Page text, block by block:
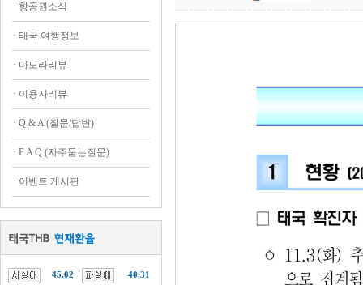
· 항공권소식
· 태국 여행정보
· 다도라리뷰
· 이용자리뷰
· Q & A (질문/답변)
· F A Q (자주묻는질문)
· 이벤트 게시판
45.02 40.31